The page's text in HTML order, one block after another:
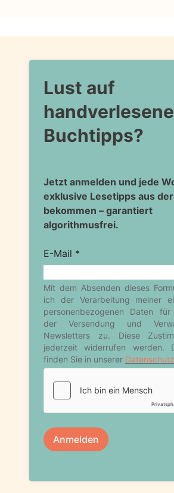
Lust auf
handverlesene
Buchtipps?